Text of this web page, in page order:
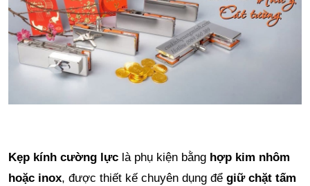
Kẹp kính cường lực là phụ kiện bằng hợp kim nhôm
hoặc inox, được thiết kế chuyên dụng để giữ chặt tấm